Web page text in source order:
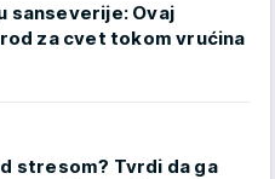
sanseverije: Ovaj
za cvet tokom vrućina
stresom? Tvrdi da ga